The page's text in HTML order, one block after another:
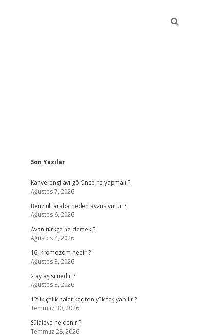
Sidebar
Son Yazılar
Kahverengi ayı görünce ne yapmalı ?
Ağustos 7, 2026
Benzinli araba neden avans vurur ?
Ağustos 6, 2026
Avan türkçe ne demek ?
Ağustos 4, 2026
16. kromozom nedir ?
Ağustos 3, 2026
2 ay aşısı nedir ?
Ağustos 3, 2026
12’lik çelik halat kaç ton yük taşıyabilir ?
Temmuz 30, 2026
Sülaleye ne denir ?
Temmuz 28, 2026